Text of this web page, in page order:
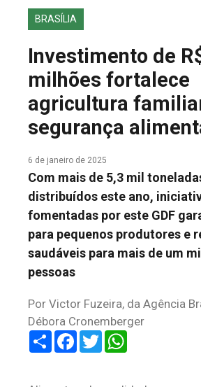
EDIÇÕES ANTERIORES
FALE CONOSCO
BRASÍLIA
Investimento de
milhões fortalece
agricultura
segurança
6 de janeiro de 2025
Com mais de 5,3 mil
distribuídos este ano,
fomentadas por este GDF
para pequenos produtores e
saudáveis para mais de um
pessoas
Por Victor Fuzeira, da Agência
Débora Cronemberger
ShareFacebook
Twitter